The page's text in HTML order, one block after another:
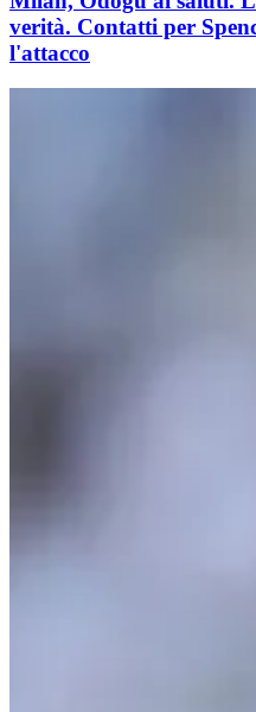
verità. Contatti per
l'attacco